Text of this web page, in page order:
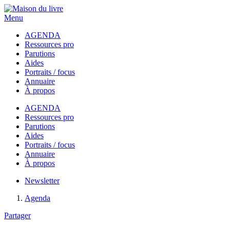
Menu
AGENDA
Ressources pro
Parutions
Aides
Portraits / focus
Annuaire
À propos
AGENDA
Ressources pro
Parutions
Aides
Portraits / focus
Annuaire
À propos
Newsletter
Agenda
Partager